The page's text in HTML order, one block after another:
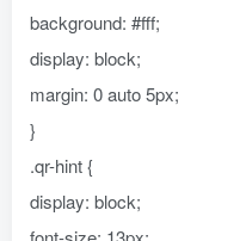
background: #fff;
display: block;
margin: 0 auto 5px;
}
.qr-hint {
display: block;